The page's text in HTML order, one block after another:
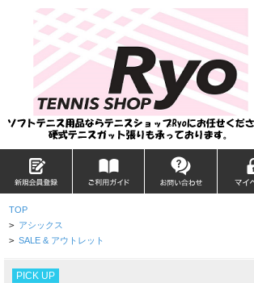
TOP
> アシックス
> SALE & アウトレット
PICK UP